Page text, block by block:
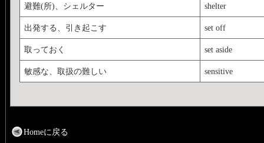
避難(所)、シェルター shelter
出発する、引き起こす set off
取っておく set aside
敏感な、取扱の難しい sensitive
Homeに戻る